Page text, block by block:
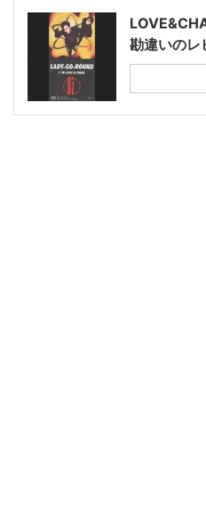
勘違いのレ